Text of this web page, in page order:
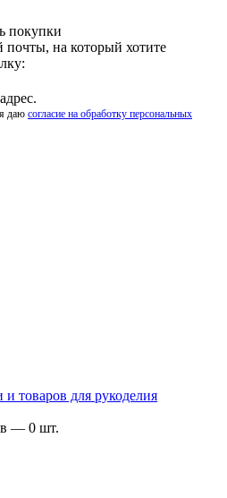
покупки
почты, на который хотите
даю согласие на обработку персональных
— 0 шт.